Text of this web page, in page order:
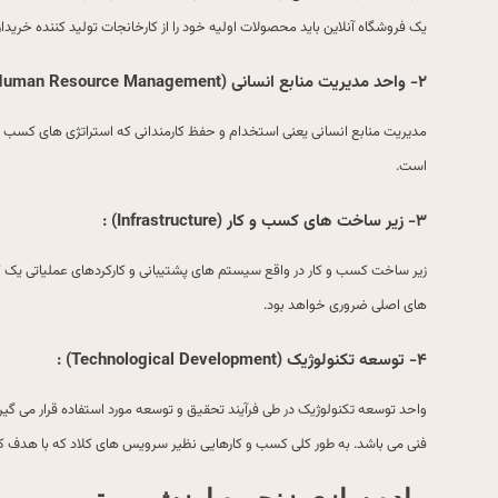
یک فروشگاه آنلاین باید محصولات اولیه خود را از کارخانجات تولید کننده
۲- واحد مدیریت منابع انسانی ( Resource Management
مدیریت منابع انسانی یعنی استخدام و حفظ کارمندانی که استراتژی های کسب
است.
۳- زیر ساخت های کسب و کار ( Infrastructure
) :
زیر ساخت کسب و کار در واقع سیستم های پشتیبانی و کارکردهای عملیاتی
های اصلی ضروری خواهد بود.
۴- توسعه تکنولوژیک ( Technological Development
) :
واحد توسعه تکنولوژیک در طی فرآیند تحقیق و توسعه مورد استفاده قرار می
فنی می باشد. به طور کلی کسب و کارهایی نظیر سرویس های کلاد که با